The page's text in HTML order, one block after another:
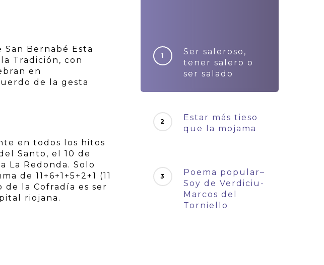
Bernabé Esta
Tradición, con
en
de la gesta
en todos los hitos
Santo, el 10 de
La Redonda. Solo
de 11+6+1+5+2+1 (11
de la Cofradía es ser
riojana.
Ser saleroso,
tener salero o
ser salado
Estar más tieso
que la mojama
Poema popular–
Soy de Verdiciu-
Marcos del
Torniello